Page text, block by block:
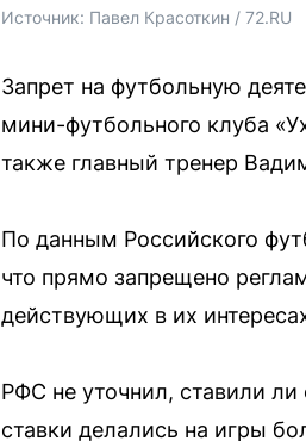
Источник: Павел Красоткин / 72.RU
Запрет на футбольную
мини-футбольного клуба
также главный тренер
По данным Российского
что прямо запрещено
действующих в их
РФС не уточнил, ставили
ставки делались на игры